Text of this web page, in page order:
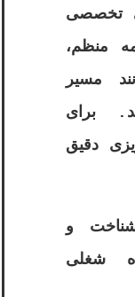
تخصصی
منظم،
مسیر
برای
دقیق
و
شغلی